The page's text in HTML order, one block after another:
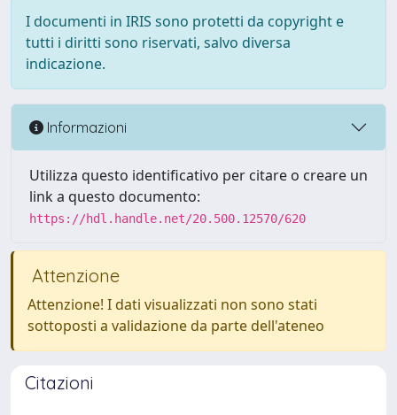
I documenti in IRIS sono protetti da copyright e
tutti i diritti sono riservati, salvo diversa
indicazione.
Informazioni
Utilizza questo identificativo per citare o creare un
link a questo documento:
https://hdl.handle.net/20.500.12570/620
Attenzione
Attenzione! I dati visualizzati non sono stati
sottoposti a validazione da parte dell'ateneo
Citazioni